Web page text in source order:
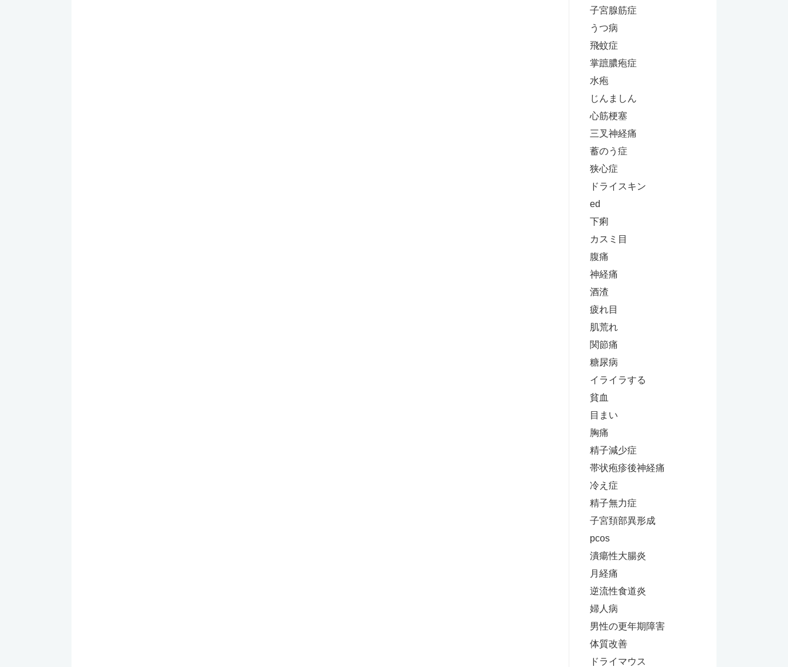
子宮腺筋症
うつ病
飛蚊症
掌蹠膿疱症
水疱
じんましん
心筋梗塞
三叉神経痛
蓄のう症
狭心症
ドライスキン
ed
下痢
カスミ目
腹痛
神経痛
酒渣
疲れ目
肌荒れ
関節痛
糖尿病
イライラする
貧血
目まい
胸痛
精子減少症
帯状疱疹後神経痛
冷え症
精子無力症
子宮頚部異形成
pcos
潰瘍性大腸炎
月経痛
逆流性食道炎
婦人病
男性の更年期障害
体質改善
ドライマウス